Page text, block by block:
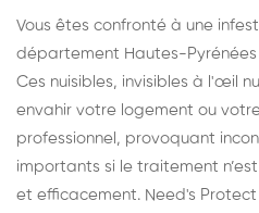
Vous êtes confronté à une
département Hautes-
Ces nuisibles, invisibles à l'œil
envahir votre logement ou
professionnel, provoquant
importants si le traitement
et efficacement. Need's